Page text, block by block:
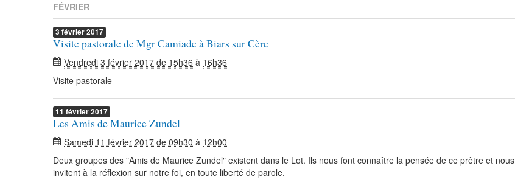
FÉVRIER
3 février2017
Visite pastorale de Mgr Camiade à Biars sur Cère
Vendredi 3 février 2017 de 15h36 à 16h36
Visite pastorale
11 février2017
Les Amis de Maurice Zundel
Samedi 11 février 2017 de 09h30 à 12h00
Deux groupes des "Amis de Maurice Zundel" existent dans le Lot. Ils nous font connaître la pensée de ce prêtre et nous
invitent à la réflexion sur notre foi, en toute liberté de parole.